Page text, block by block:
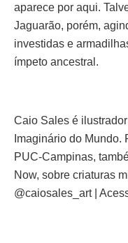
aparece por aqui.
Jaguarão, porém,
investidas e
ímpeto ancestral.
Caio Sales é
Imaginário do Mundo.
PUC-Campinas,
Now, sobre criaturas
@caiosales_art |